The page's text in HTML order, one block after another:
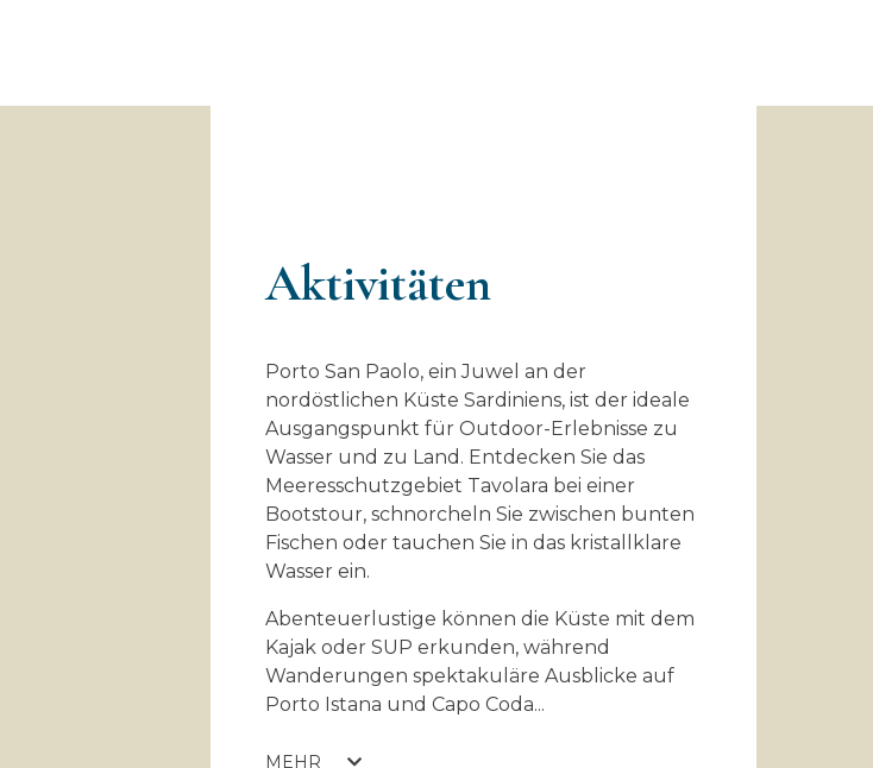
Aktivitäten
Porto San Paolo, ein Juwel an der
nordöstlichen Küste Sardiniens, ist der ideale
Ausgangspunkt für Outdoor-Erlebnisse zu
Wasser und zu Land. Entdecken Sie das
Meeresschutzgebiet Tavolara bei einer
Bootstour, schnorcheln Sie zwischen bunten
Fischen oder tauchen Sie in das kristallklare
Wasser ein.
Abenteuerlustige können die Küste mit dem
Kajak oder SUP erkunden, während
Wanderungen spektakuläre Ausblicke auf
Porto Istana und Capo Coda...
MEHR